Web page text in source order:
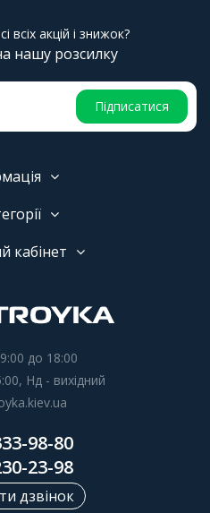
всіх акцій і знижок?
нашу розсилку
Підписатися
кабінет
до 18:00
Нд - вихідний
98-80
23-98
дзвінок